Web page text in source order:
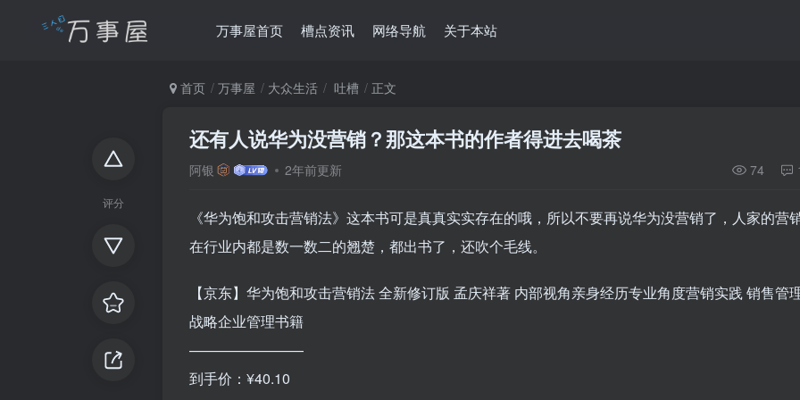
万事屋首页 槽点资讯 网络导航 关于本站
评分
首页 万事屋 大众生活 吐槽 正文
还有人说华为没营销？那这本书的作者得进去喝茶
阿银 2年前更新 74
《华为饱和攻击营销法》这本书可是真真实实存在的哦，所以不要再说华为没营销了，人家的营
在行业内都是数一数二的翘楚，都出书了，还吹个毛线。
【京东】华为饱和攻击营销法 全新修订版 孟庆祥著 内部视角亲身经历专业角度营销实践 销售管
战略企业管理书籍
————————
到手价：¥40.10